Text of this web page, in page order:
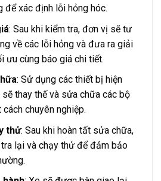
để xác định lỗi hỏng hóc.
: Sau khi kiểm tra, đơn vị sẽ tư
về các lỗi hỏng và đưa ra giải
ưu cùng báo giá chi tiết.
: Sử dụng các thiết bị hiện
thay thế và sửa chữa các bộ
chuyên nghiệp.
thử: Sau khi hoàn tất sửa chữa,
lại và chạy thử để đảm bảo